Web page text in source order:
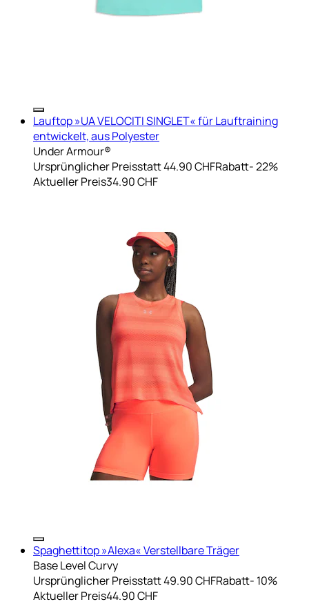
Lauftop »UA VELOCITI SINGLET« für Lauftraining
entwickelt, aus Polyester
Under Armour®
Ursprünglicher Preisstatt 44.90 CHFRabatt- 22%
Aktueller Preis34.90 CHF
Spaghettitop »Alexa« Verstellbare Träger
Base Level Curvy
Ursprünglicher Preisstatt 49.90 CHFRabatt- 10%
Aktueller Preis44.90 CHF